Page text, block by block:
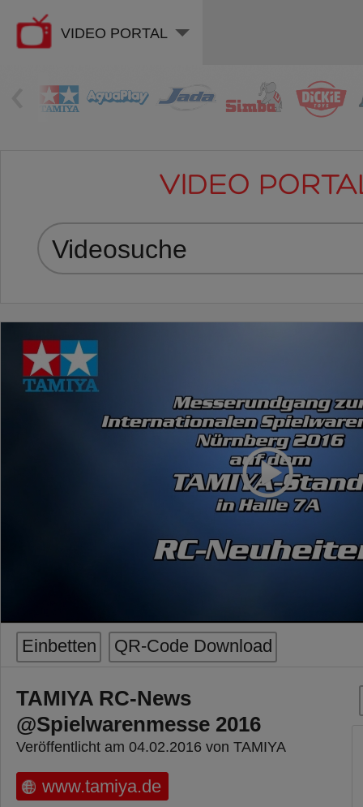
VIDEO PORTAL
VIDEO
Einbetten QR-Code Download
TAMIYA RC-News
@Spielwarenmesse 2016
Veröffentlicht am 04.02.2016 von TAMIYA
www.tamiya.de